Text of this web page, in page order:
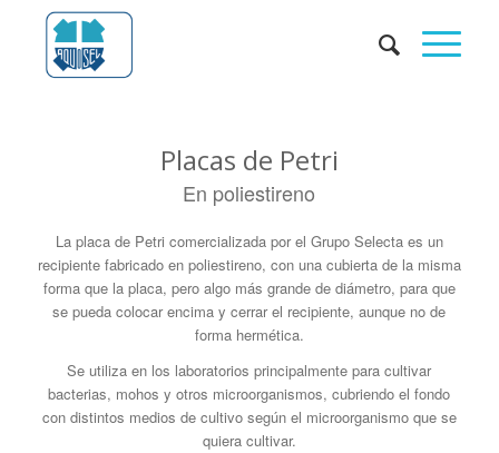
Placas de Petri
En poliestireno
La placa de Petri comercializada por el Grupo Selecta es un
recipiente fabricado en poliestireno, con una cubierta de la misma
forma que la placa, pero algo más grande de diámetro, para que
se pueda colocar encima y cerrar el recipiente, aunque no de
forma hermética.
Se utiliza en los laboratorios principalmente para cultivar
bacterias, mohos y otros microorganismos, cubriendo el fondo
con distintos medios de cultivo según el microorganismo que se
quiera cultivar.